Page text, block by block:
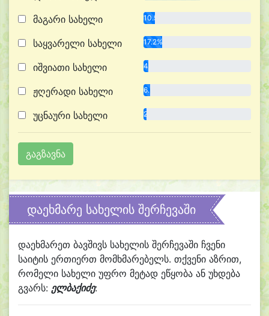
მაგარი სახელი 10.5%
საყვარელი სახელი 17.2%
იშვიათი სახელი 4.2%
ჟღერადი სახელი 6.2%
უცნაური სახელი 2.7%
დაეხმარე სახელის შერჩევაში
დაეხმარეთ ბავშივს სახელის შერჩევაში ჩვენი
საიტის ერთიერთ მომხმარებელს. თქვენი აზრით,
რომელი სახელი უფრო მეტად ეწყობა ან უხდება
გვარს: ელბაქიძე: